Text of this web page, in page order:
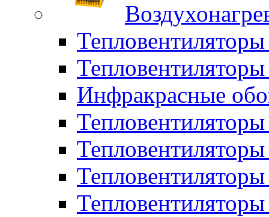
Тепловентиляторы
Инфракрасные